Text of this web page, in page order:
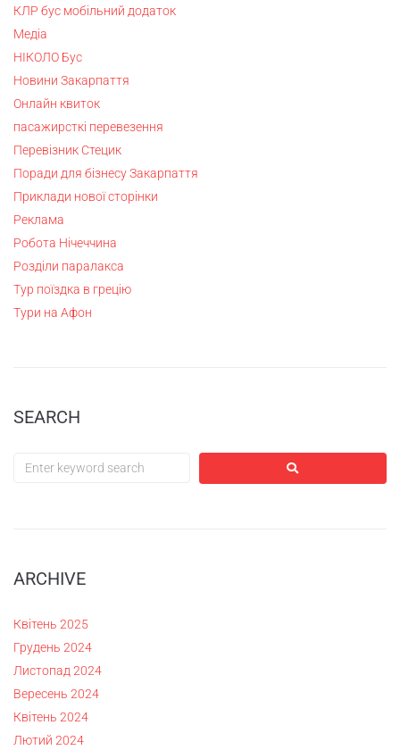
КЛР бус мобільний додаток
Медіа
НІКОЛО Бус
Новини Закарпаття
Онлайн квиток
пасажирсткі перевезення
Перевізник Стецик
Поради для бізнесу Закарпаття
Приклади нової сторінки
Реклама
Робота Нічеччина
Розділи паралакса
Тур поїздка в грецію
Тури на Афон
SEARCH
ARCHIVE
Квітень 2025
Грудень 2024
Листопад 2024
Вересень 2024
Квітень 2024
Лютий 2024